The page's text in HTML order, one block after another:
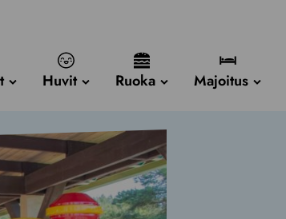
Huvit Ruoka Majoitus